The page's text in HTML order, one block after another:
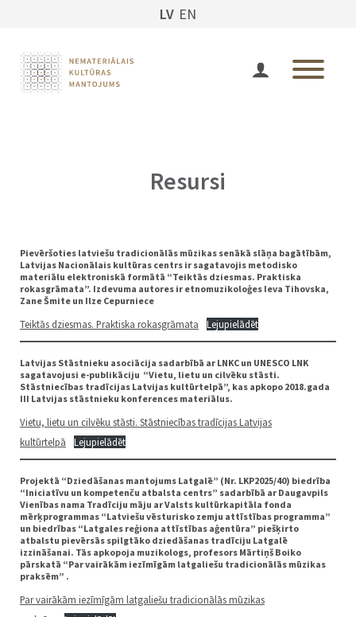
LV EN
Resursi
Pievēršoties latviešu tradicionālās mūzikas senākā slāņa bagātībām,
Latvijas Nacionālais kultūras centrs ir sagatavojis metodisko
materiālu elektroniskā formātā “Teiktās dziesmas. Praktiska
rokasgrāmata”. Izdevuma autores ir etnomuzikoloģes Ieva Tihovska,
Zane Šmite un Ilze Cepurniece
Teiktās dziesmas. Praktiska rokasgrāmata Lejupielādēt
Latvijas Stāstnieku asociācija sadarbībā ar LNKC un UNESCO LNK
sagatavojusi e-publikāciju “Vietu, lietu un cilvēku stāsti.
Stāstniecības tradīcijas Latvijas kultūrtelpā”, kas apkopo 2018.gada
III Latvijas stāstnieku konferences materiālus.
Vietu, lietu un cilvēku stāsti. Stāstniecības tradīcijas Latvijas
kultūrtelpā
Lejupielādēt
Projektā “Dziedāšanas mantojums Latgalē” (Nr. LKP2025/40) biedrība
“Iniciatīvu un kompetenču atbalsta centrs” sadarbībā ar Daugavpils
Vienības nama Tradīciju māju ar Valsts kultūrkapitāla fonda
mērķprogrammas “Latviešu vēsturisko zemju attīstības programma”
un biedrības “Latgales reģiona attīstības aģentūra” piešķirto
atbalstu pievērsās spilgtāko dziedāšanas tradīciju Latgalē
izzināšanai. Tās apkopoja muzikologs, profesors Mārtiņš Boiko
pārskatā “Par vairākām iezīmīgām latgaliešu tradicionālās mūzikas
praksēm” .
Par vairākām iezīmīgām latgaliešu tradicionālās mūzikas